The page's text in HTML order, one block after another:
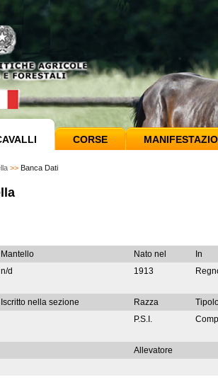
CORSE
>> Banca Dati
Mantello Nato nel
In
n/d 1913
Iscritto nella sezione Razza
P.S.I.
Allevatore